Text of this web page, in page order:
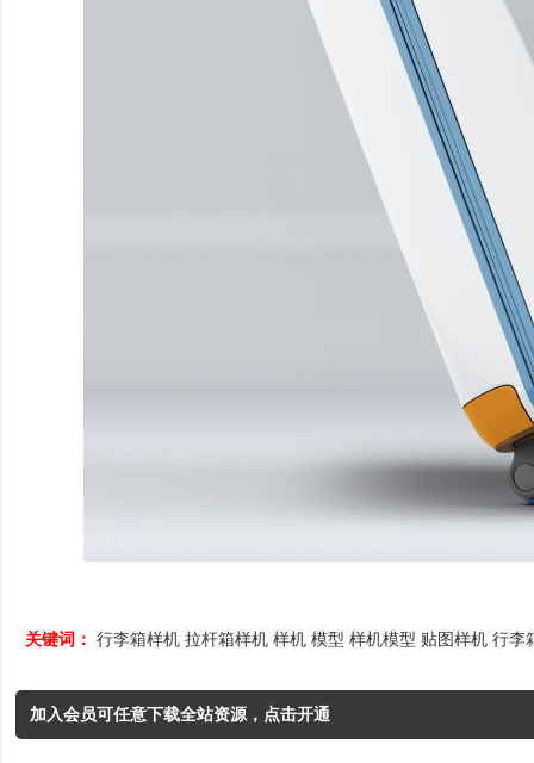
关键词： 行李箱样机 拉杆箱样机 样机 模型 样机模型 贴图样机 行李
加入会员可任意下载全站资源，点击开通